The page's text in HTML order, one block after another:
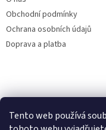
Tento web používá
Obchodní podmínky
Ochrana osobních údajů
Doprava a platba
Online